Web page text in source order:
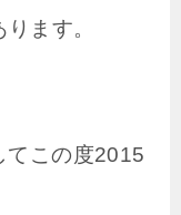
ます。
てこの度2015